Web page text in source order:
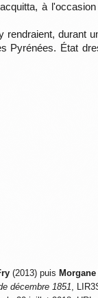
à
durant
Pyrénées. État
(2013) puis
décembre 1851 ,